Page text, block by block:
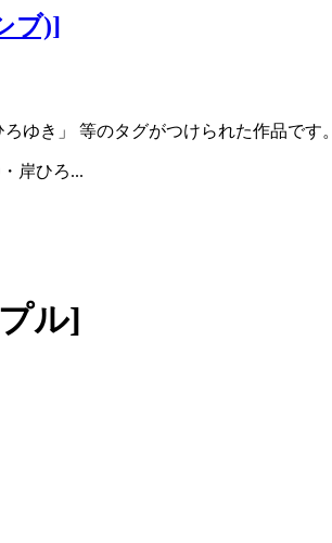
ブ)]
ゆき」 等のタグがつけられた作品です。
岸ひろ...
ル]